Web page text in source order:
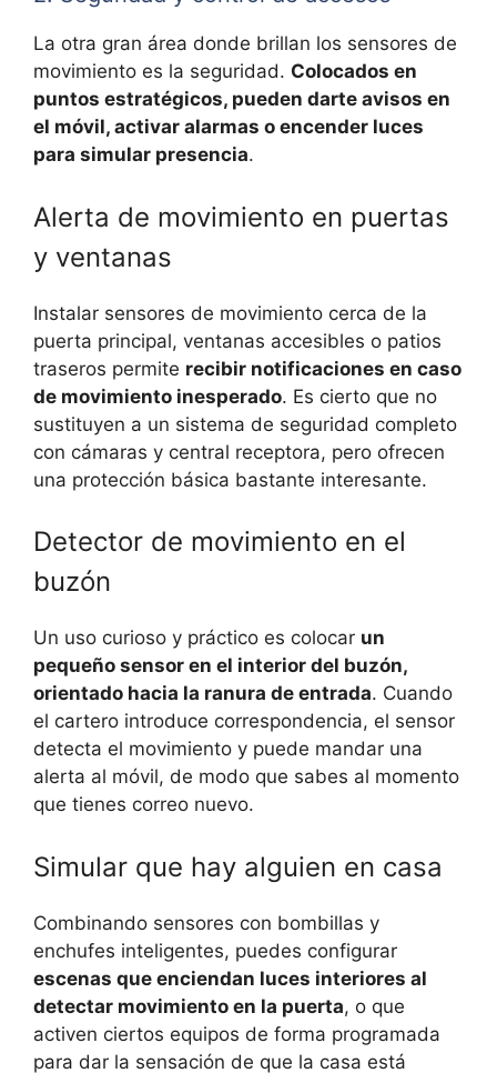
La otra gran área donde brillan los sensores de
movimiento es la seguridad. Colocados en
puntos estratégicos, pueden darte avisos en
el móvil, activar alarmas o encender luces
para simular presencia.
Alerta de movimiento en puertas
y ventanas
Instalar sensores de movimiento cerca de la
puerta principal, ventanas accesibles o patios
traseros permite recibir notificaciones en caso
de movimiento inesperado. Es cierto que no
sustituyen a un sistema de seguridad completo
con cámaras y central receptora, pero ofrecen
una protección básica bastante interesante.
Detector de movimiento en el
buzón
Un uso curioso y práctico es colocar un
pequeño sensor en el interior del buzón,
orientado hacia la ranura de entrada. Cuando
el cartero introduce correspondencia, el sensor
detecta el movimiento y puede mandar una
alerta al móvil, de modo que sabes al momento
que tienes correo nuevo.
Simular que hay alguien en casa
Combinando sensores con bombillas y
enchufes inteligentes, puedes configurar
escenas que enciendan luces interiores al
detectar movimiento en la puerta, o que
activen ciertos equipos de forma programada
para dar la sensación de que la casa está